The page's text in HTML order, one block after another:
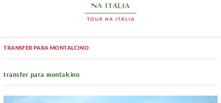
TRANSFER PARA MONTALCINO
transfer para montalcino